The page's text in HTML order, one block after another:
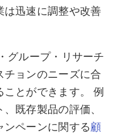
は迅速に調整や改善
グループ・リサーチ
チョンのニーズに合
ことができます。 例
既存製品の評価、
ンペーンに関する顧